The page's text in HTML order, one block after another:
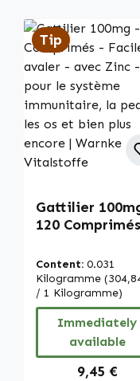
Tip
Gattilier
120
avec Zinc - pour
le système
immunitaire, la
peau, les os et
bien plus
Warnke
Vitalstoffe
Content: 0.031
Kilogramme
/ 1 Kilogramme)
Immediately
available
Regular
9,45 €